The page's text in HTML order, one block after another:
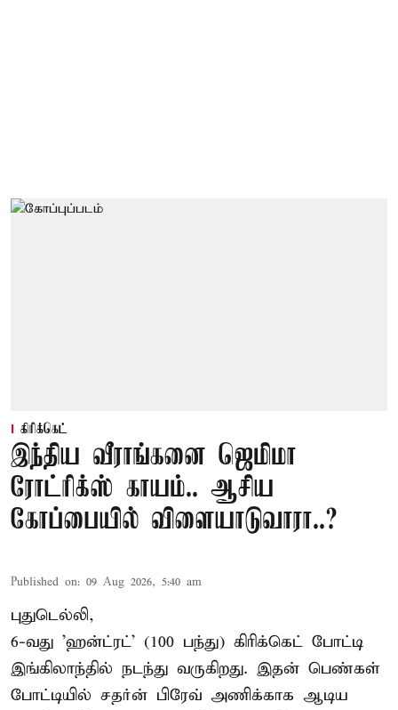
கிரிக்கெட்
இந்திய வீராங்கனை ஜெமிமா
ரோட்ரிக்ஸ் காயம்.. ஆசிய
கோப்பையில் விளையாடுவாரா..?
Published on: 09 Aug 2026, 5:40 am
புதுடெல்லி,
6-வது 'ஹன்ட்ரட்' (100 பந்து) கிரிக்கெட் போட்டி
இங்கிலாந்தில் நடந்து வருகிறது. இதன் பெண்கள்
போட்டியில் சதர்ன் பிரேவ் அணிக்காக ஆடிய